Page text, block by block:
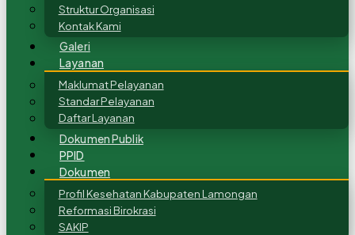
Struktur Organisasi
Kontak Kami
Galeri
Layanan
Maklumat Pelayanan
Standar Pelayanan
Daftar Layanan
Dokumen Publik
PPID
Dokumen
Profil Kesehatan Kabupaten Lamongan
Reformasi Birokrasi
SAKIP